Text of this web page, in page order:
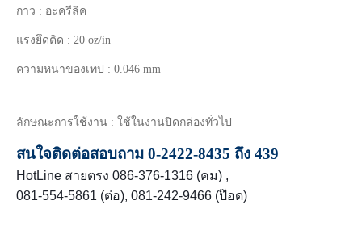
กาว : อะครีลิค
แรงยึดติด : 20 oz/in
ความหนาของเทป : 0.046 mm
ลักษณะการใช้งาน : ใช้ในงานปิดกล่องทั่วไป
สนใจติดต่อสอบถาม 0-2422-8435 ถึง 439
HotLine สายตรง 086-376-1316 (คม) ,
081-554-5861 (ต่อ), 081-242-9466 (ป๊อด)